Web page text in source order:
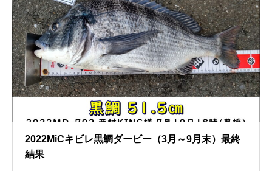
2022MiCキビレ黒鯛ダービー（3月～9月末）最終
結果